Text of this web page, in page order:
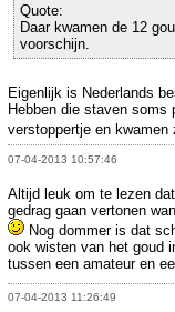
Quote:
Daar kwamen de 12
voorschijn.
Eigenlijk is Nederlands
Hebben die staven soms
verstoppertje en
07-04-2013 10:57:46
Altijd leuk om te lezen
gedrag gaan vertonen
Nog dommer is dat
ook wisten van het goud
tussen een amateur en
07-04-2013 11:26:49